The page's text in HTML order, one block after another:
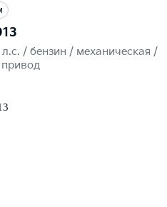
л.c. / бензин / механическая /